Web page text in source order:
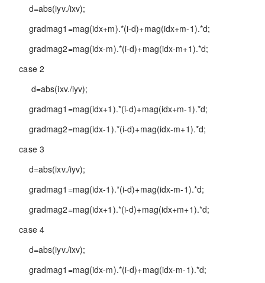
d=abs(iyv./ixv);
gradmag1=mag(idx+m).*(i-d)+mag(idx+m-1).*d;
gradmag2=mag(idx-m).*(i-d)+mag(idx-m+1).*d;
case 2
d=abs(ixv./iyv);
gradmag1=mag(idx+1).*(i-d)+mag(idx+m-1).*d;
gradmag2=mag(idx-1).*(i-d)+mag(idx-m+1).*d;
case 3
d=abs(ixv./iyv);
gradmag1=mag(idx-1).*(i-d)+mag(idx-m-1).*d;
gradmag2=mag(idx+1).*(i-d)+mag(idx+m+1).*d;
case 4
d=abs(iyv./ixv);
gradmag1=mag(idx-m).*(i-d)+mag(idx-m-1).*d;